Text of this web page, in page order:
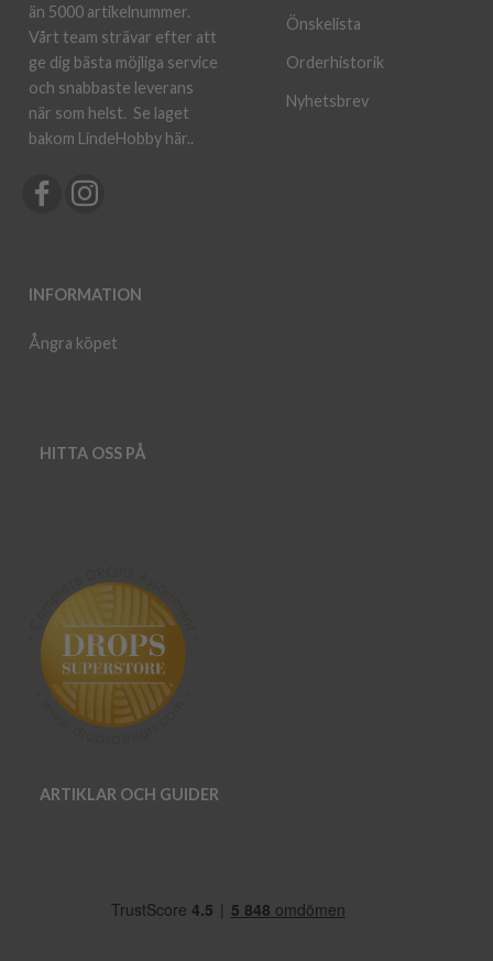
än 5000 artikelnummer.
Vårt team strävar efter att
ge dig bästa möjliga service
och snabbaste leverans
när som helst. Se laget
bakom LindeHobby här..
INFORMATION
Ångra köpet
Önskelista
Orderhistorik
Nyhetsbrev
HITTA OSS PÅ
ARTIKLAR OCH GUIDER